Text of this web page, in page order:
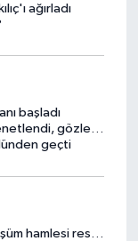
ağırladı
başladı
yeni sezonda
geçti
KOBİ OSB'de başvurular başladı